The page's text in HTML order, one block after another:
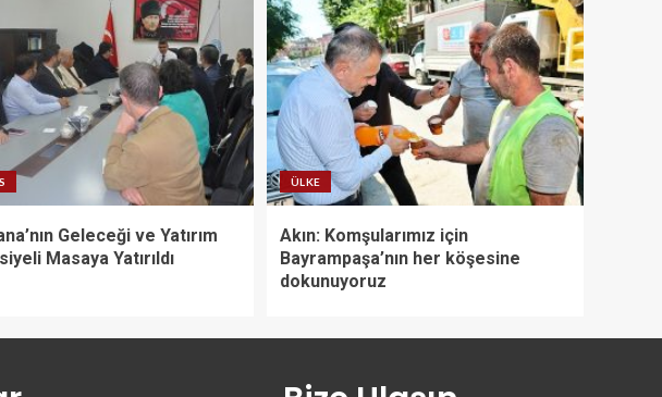
Geleceği ve Yatırım
Masaya Yatırıldı
ÜLKE
Akın: Komşularımız için
Bayrampaşa’nın her köşesine
dokunuyoruz